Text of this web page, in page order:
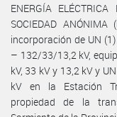
ENERGÍA
SOCIEDAD
incorporación de UN
– 132/33/13,2 kV,
kV, 33 kV y 13,2 kV y
kV en la Estación
propiedad de la